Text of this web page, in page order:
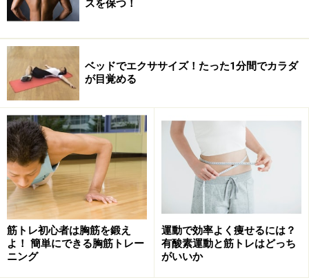
刺激！基礎代謝も大幅アップ
出典：
冬太り撃退に！体幹トレーニング「レッグバランス」 [筋
トレ・筋肉トレーニング] All About
朝晩が冷え込むようになり、運動が億劫になるこの時
期、シンプルで効果抜群な体幹トレーニング種目の「レ
ッグバランス」がおすすめ。続けることで、基礎代謝を
アップさせ、脂肪が燃える体に。
「プッシュアップ」で大胸筋を鍛えると、
お腹が引き締まって見える！
スを保つ！
ベッドでエクササイズ！たった1分間でカラダ
が目覚める
筋トレ初心者は胸筋を鍛え
よ！ 簡単にできる胸筋トレー
ニング
運動で効率よく痩せるには？
有酸素運動と筋トレはどっち
がいいか